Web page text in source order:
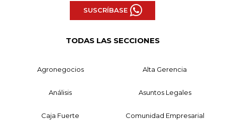
SUSCRÍBASE
TODAS LAS SECCIONES
Agronegocios Alta Gerencia
Análisis Asuntos Legales
Caja Fuerte Comunidad Empresarial